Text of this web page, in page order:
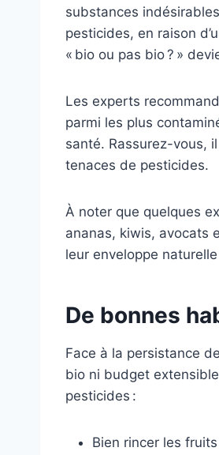
substances
pesticides, en raison
« bio ou pas bio ? »
Les experts
parmi les plus
santé. Rassurez-vous,
tenaces de pesticides.
À noter que quelques
ananas, kiwis, avocats
leur enveloppe
De bonnes
Face à la persistance
bio ni budget
pesticides :
Bien rincer les